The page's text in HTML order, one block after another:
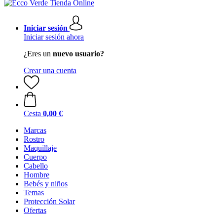
Iniciar sesión
Iniciar sesión ahora
¿Eres un nuevo usuario?
Crear una cuenta
Cesta 0,00 €
Marcas
Rostro
Maquillaje
Cuerpo
Cabello
Hombre
Bebés y niños
Temas
Protección Solar
Ofertas